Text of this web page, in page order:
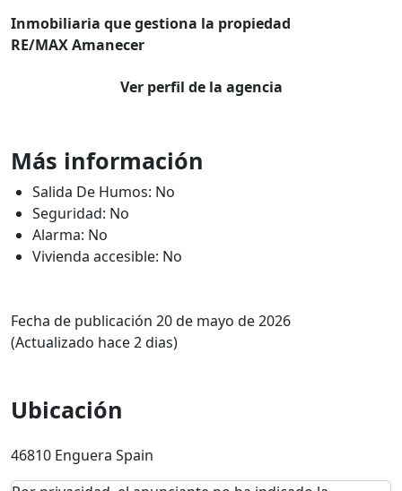
Inmobiliaria que gestiona la propiedad
RE/MAX Amanecer
Ver perfil de la agencia
Más información
Salida De Humos: No
Seguridad: No
Alarma: No
Vivienda accesible: No
Fecha de publicación 20 de mayo de 2026
(Actualizado hace 2 dias)
Ubicación
46810 Enguera Spain